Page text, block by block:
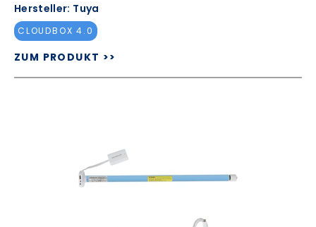
Hersteller: Tuya
CLOUDBOX 4.0
ZUM PRODUKT >>